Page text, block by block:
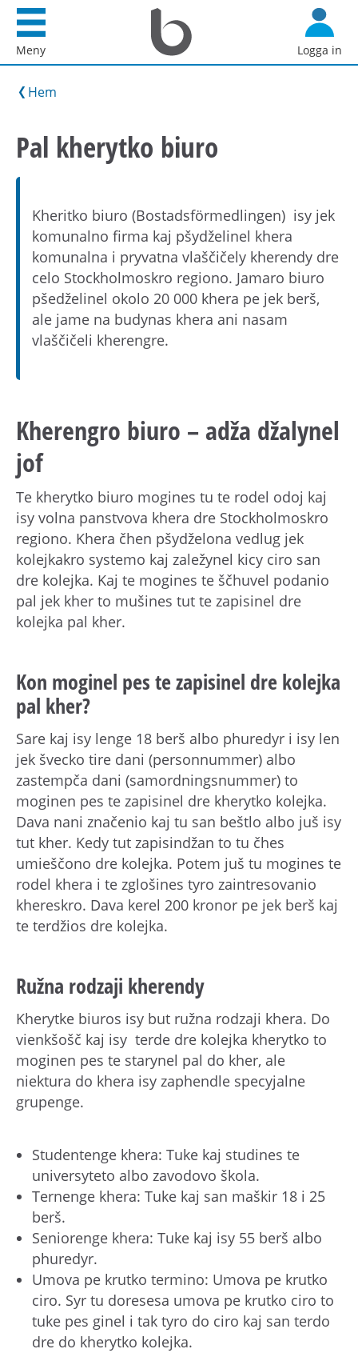
d
k
i
l
l
i
n
n
e
Meny
Startsida
Bostadsförmedlingen
i
Logga in
Hem
Pal kherytko biuro
Kheritko biuro (Bostadsförmedlingen) isy jek
komunalno firma kaj pšydželinel khera
komunalna i pryvatna vlaščičely kherendy dre
celo Stockholmoskro regiono. Jamaro biuro
pšedželinel okolo 20 000 khera pe jek berš,
ale jame na budynas khera ani nasam
vlaščičeli kherengre.
Kherengro biuro – adža džalynel
jof
Te kherytko biuro mogines tu te rodel odoj kaj
isy volna panstvova khera dre Stockholmoskro
regiono. Khera čhen pšydželona vedlug jek
kolejkakro systemo kaj zaležynel kicy ciro san
dre kolejka. Kaj te mogines te ščhuvel podanio
pal jek kher to mušines tut te zapisinel dre
kolejka pal kher.
Kon moginel pes te zapisinel dre kolejka
pal kher?
Sare kaj isy lenge 18 berš albo phuredyr i isy len
jek švecko tire dani (personnummer) albo
zastempča dani (samordningsnummer) to
moginen pes te zapisinel dre kherytko kolejka.
Dava nani značenio kaj tu san beštlo albo juš isy
tut kher. Kedy tut zapisindžan to tu čhes
umieščono dre kolejka. Potem juš tu mogines te
rodel khera i te zglošines tyro zaintresovanio
khereskro. Dava kerel 200 kronor pe jek berš kaj
te terdžios dre kolejka.
Ružna rodzaji kherendy
Kherytke biuros isy but ružna rodzaji khera. Do
vienkšošč kaj isy terde dre kolejka kherytko to
moginen pes te starynel pal do kher, ale
niektura do khera isy zaphendle specyjalne
grupenge.
Studentenge khera: Tuke kaj studines te
universyteto albo zavodovo škola.
Ternenge khera: Tuke kaj san maškir 18 i 25
berš.
Seniorenge khera: Tuke kaj isy 55 berš albo
phuredyr.
Umova pe krutko termino: Umova pe krutko
ciro. Syr tu doresesa umova pe krutko ciro to
tuke pes ginel i tak tyro do ciro kaj san terdo
dre do kherytko kolejka.